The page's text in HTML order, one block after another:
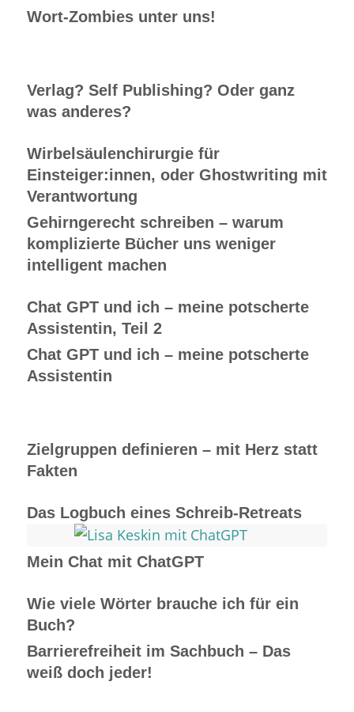
Wort-Zombies unter uns!
Verlag? Self Publishing? Oder ganz
was anderes?
Wirbelsäulenchirurgie für
Einsteiger:innen, oder Ghostwriting mit
Verantwortung
Gehirngerecht schreiben – warum
komplizierte Bücher uns weniger
intelligent machen
Chat GPT und ich – meine potscherte
Assistentin, Teil 2
Chat GPT und ich – meine potscherte
Assistentin
Zielgruppen definieren – mit Herz statt
Fakten
Das Logbuch eines Schreib-Retreats
Mein Chat mit ChatGPT
Wie viele Wörter brauche ich für ein
Buch?
Barrierefreiheit im Sachbuch – Das
weiß doch jeder!